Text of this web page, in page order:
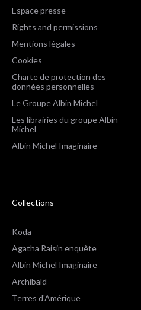
Espace presse
Rights and permissions
Mentions légales
Cookies
Charte de protection des
données personnelles
Le Groupe Albin Michel
Les librairies du groupe Albin
Michel
Albin Michel Imaginaire
Collections
Koda
Agatha Raisin enquête
Albin Michel Imaginaire
Archibald
Terres d'Amérique